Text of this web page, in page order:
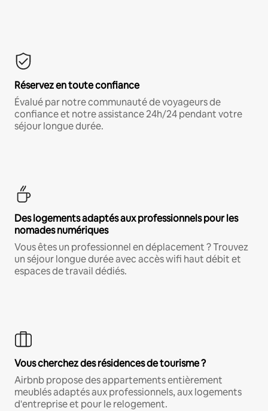
Réservez en toute confiance
Évalué par notre communauté de voyageurs de
confiance et notre assistance 24h/24 pendant votre
séjour longue durée.
Des logements adaptés aux professionnels pour les
nomades numériques
Vous êtes un professionnel en déplacement ? Trouvez
un séjour longue durée avec accès wifi haut débit et
espaces de travail dédiés.
Vous cherchez des résidences de tourisme ?
Airbnb propose des appartements entièrement
meublés adaptés aux professionnels, aux logements
d'entreprise et pour le relogement.